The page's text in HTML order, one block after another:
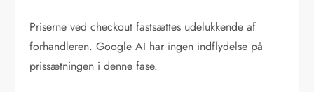
Priserne ved checkout fastsættes udelukkende af
forhandleren. Google AI har ingen indflydelse på
prissætningen i denne fase.